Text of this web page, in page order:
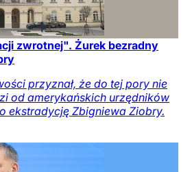
zwrotnej". Żurek bezradny
przyznał, że do tej pory nie
od amerykańskich urzędników
ekstradycję Zbigniewa Ziobry.